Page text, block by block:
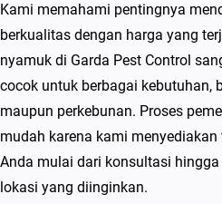
e
r
j
a
n
g
k
a
Kami memahami pentingnya
berkualitas dengan harga yang
nyamuk di Garda Pest Control
cocok untuk berbagai kebutuhan,
maupun perkebunan. Proses
mudah karena kami
Anda mulai dari konsultasi
lokasi yang diinginkan.